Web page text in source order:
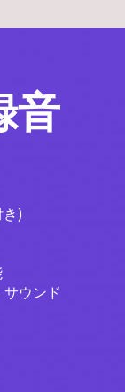
音
)
ウンド